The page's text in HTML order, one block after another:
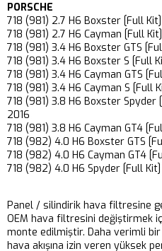
PORSCHE
718 (981) 2.7 H6 Boxster
718 (981) 2.7 H6 Cayman
718 (981) 3.4 H6 Boxster
718 (981) 3.4 H6 Boxster S
718 (981) 3.4 H6 Cayman
718 (981) 3.4 H6 Cayman S
718 (981) 3.8 H6 Boxster
2016
718 (981) 3.8 H6 Cayman
718 (982) 4.0 H6 Boxster
718 (982) 4.0 H6 Cayman
718 (982) 4.0 H6 Spyder
Panel / silindirik hava filtresine
OEM hava filtresini değiştirmek
monte edilmiştir. Daha verimli
hava akışına izin veren yüksek